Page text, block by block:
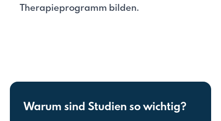
Therapieprogramm bilden.
Warum sind Studien so wichtig?